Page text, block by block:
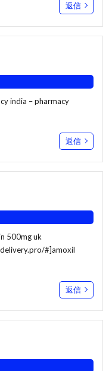
返信
india – pharmacy
返信
500mg uk
#]amoxil
返信